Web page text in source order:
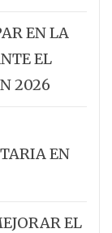
EN LA
EL
2026
EN
EL